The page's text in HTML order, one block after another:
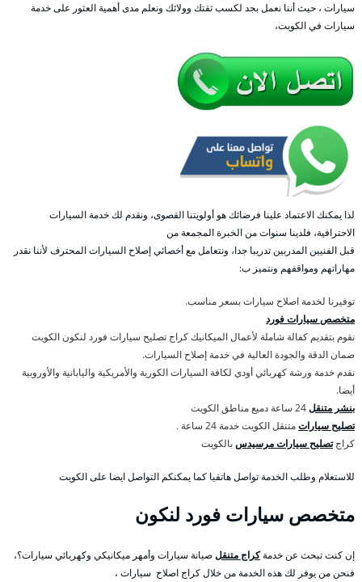
سيارات ، حيث أننا نعمل بجد لكسب ثقتك وولائك ونعلم مدى أهمية العثور على خدمة
سيارات في الكويت،
لذا يمكنك الاعتماد علينا فرضائك هو أولويتنا القصوى، ونقدم لك خدمة السيارات
الاحترافية، فلدينا سنوات من الخبرة المجمعة من
قبل الفنيين المدربين تدريبا جدا، ونتعامل مع أخصائي إصلاح السيارات المحترف لأننا نقدر
مهاراتهم ومواقفهم ونتميز ب:
توفيرنا لخدمة اصلاح سيارات بسعر مناسب.
متخصص سيارات فورد
نقوم بتقديم كفالة شاملة لأعمال الميكانيك كراج تصليح سيارات فورد لنكون الكويت
ضمان الدقة والجودة العالية في خدمة إصلاح السيارات.
نقدم خدمة ورشة كهربائي أودي لكافة السيارات الكورية والأمريكية واليابانية والأوروبية
أيضا.
بنشر متنقل
تصليح سياراتمتنقل الكويت خدمة 24 ساعة .
كراجتصليح سيارات مرسيدسبالكويت
للاستعلام وطلب الخدمة تواصل هاتفيا كما يمكنكم التواصل ايضا على الكويت
متخصص سيارات فورد لنكون
إن كنت تبحث عن خدمةكراج متنقلصيانة سيارات وأمهر ميكانيكي وكهربائي سيارات؟،
فنحن من يوفر لك هذه الخدمة من خلال كراج اصلاح سيارات ،